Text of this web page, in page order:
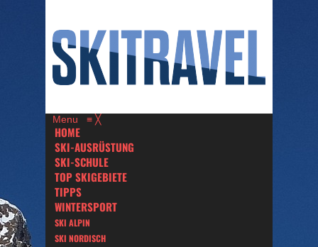
Menu ≡ ╳
HOME
SKI-AUSRÜSTUNG
SKI-SCHULE
TOP SKIGEBIETE
TIPPS
WINTERSPORT
SKI ALPIN
SKI NORDISCH